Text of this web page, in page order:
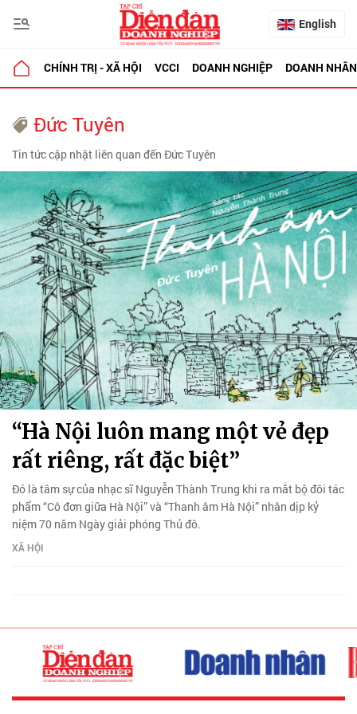
English
CHÍNH TRỊ - XÃ HỘI VCCI DOANH NGHIỆP DOANH NHÂN
Đức Tuyên
Tin tức cập nhật liên quan đến Đức Tuyên
“Hà Nội luôn mang một vẻ đẹp
rất riêng, rất đặc biệt”
Đó là tâm sự của nhạc sĩ Nguyễn Thành Trung khi ra mắt bộ đôi tác
phẩm “Cô đơn giữa Hà Nội” và “Thanh âm Hà Nội” nhân dịp kỷ
niệm 70 năm Ngày giải phóng Thủ đô.
XÃ HỘI